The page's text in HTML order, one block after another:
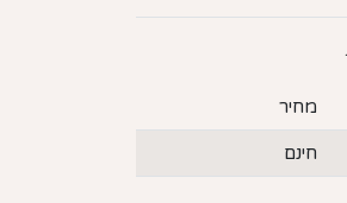
מחיר
חינם